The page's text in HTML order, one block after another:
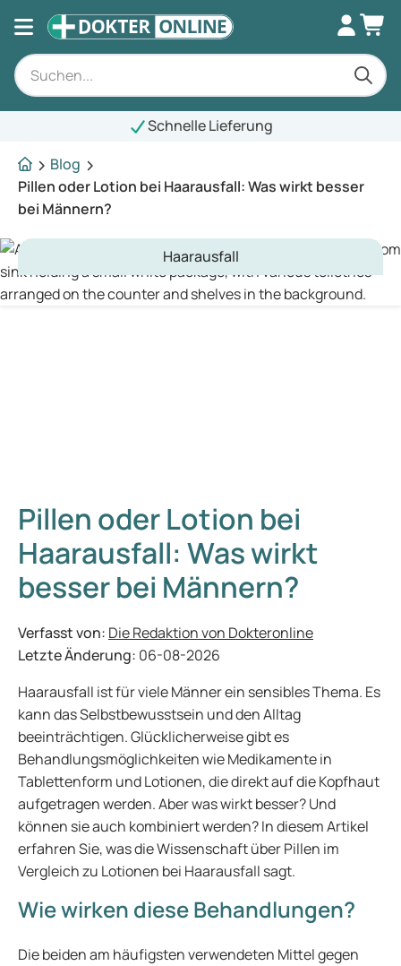
Schnelle Lieferung
Blog
Pillen oder Lotion bei Haarausfall: Was wirkt besser
bei Männern?
Haarausfall
Pillen oder Lotion bei
Haarausfall: Was wirkt
besser bei Männern?
Verfasst von: Die Redaktion von Dokteronline
Letzte Änderung: 06-08-2026
Haarausfall ist für viele Männer ein sensibles Thema. Es
kann das Selbstbewusstsein und den Alltag
beeinträchtigen. Glücklicherweise gibt es
Behandlungsmöglichkeiten wie Medikamente in
Tablettenform und Lotionen, die direkt auf die Kopfhaut
aufgetragen werden. Aber was wirkt besser? Und
können sie auch kombiniert werden? In diesem Artikel
erfahren Sie, was die Wissenschaft über Pillen im
Vergleich zu Lotionen bei Haarausfall sagt.
Wie wirken diese Behandlungen?
Die beiden am häufigsten verwendeten Mittel gegen